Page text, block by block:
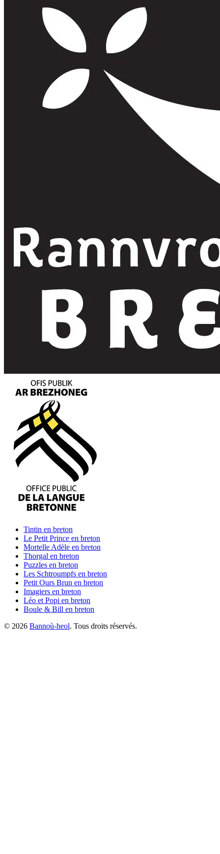
Tintin en breton
Le Petit Prince en breton
Mortelle Adèle en breton
Thorgal en breton
Puzzles en breton
Les Schtroumpfs en breton
Petit Ours Brun en breton
Imagiers en breton
Léo et Popi en breton
Boule & Bill en breton
© 2026 Bannoù-heol. Tous droits réservés.